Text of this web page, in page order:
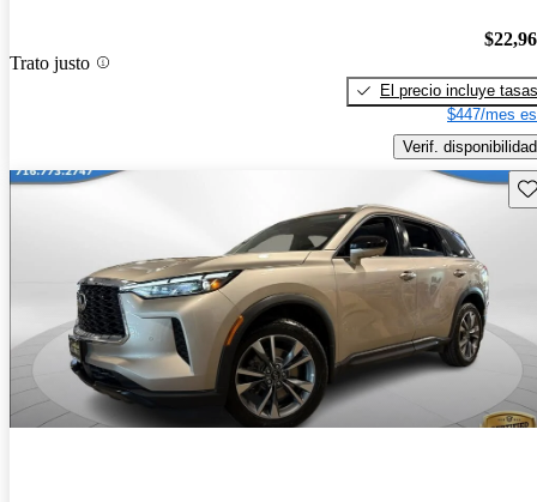
Trato justo
El precio incluye tasas
$447/mes
Verif. disponibilidad